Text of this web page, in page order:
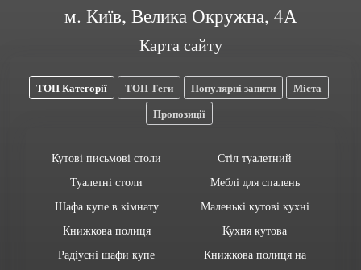
м. Київ, Велика Окружна, 4А
Карта сайту
ТОП Категорії ТОП Теги Популярні запити
Міста
Пропозиції
Кутові письмові столи
Туалетні столи
Шафа купе в кімнату
Книжкова полиця
Радіусні шафи купе
Стіл туалетний
Меблі для спалень
Маленькі кутові кухні
Кухня кутова
Книжкова полиця на